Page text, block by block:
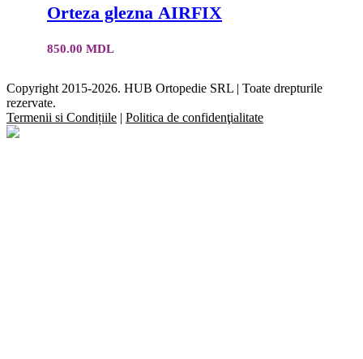
Orteza glezna AIRFIX
850.00 MDL
Copyright 2015-2026. HUB Ortopedie SRL | Toate drepturile
rezervate.
Termenii si Condițiile | Politica de confidenţialitate
Facebook
YouTube
Instagram
E-
Close